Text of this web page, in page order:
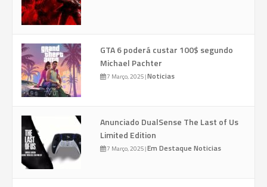
GTA 6 poderá custar 100$ segundo
Michael Pachter
7 Março, 2025|Noticias
Anunciado DualSense The Last of Us
Limited Edition
7 Março, 2025|Em Destaque Noticias